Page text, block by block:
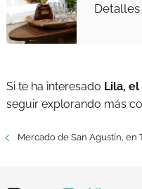
Si te ha interesado Lila,
seguir explorando más
Mercado de San Agustín, en